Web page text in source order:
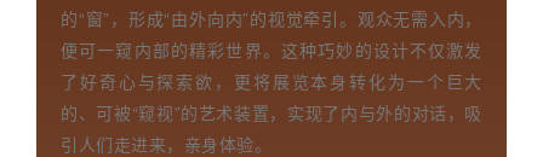
的“窗”，形成“由外向内”的视觉牵引。观众无需入内，
便可一窥内部的精彩世界。这种巧妙的设计不仅激发
了好奇心与探索欲，更将展览本身转化为一个巨大
的、可被“窥视”的艺术装置，实现了内与外的对话，吸
引人们走进来，亲身体验。